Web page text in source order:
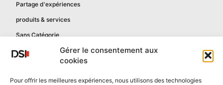
Gérer le consentement aux
cookies
Pour offrir les meilleures expériences, nous utilisons des technologies
Partage d'expériences
produits & services
Sans Catégorie